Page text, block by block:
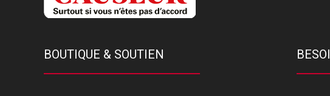
BOUTIQUE & SOUTIEN